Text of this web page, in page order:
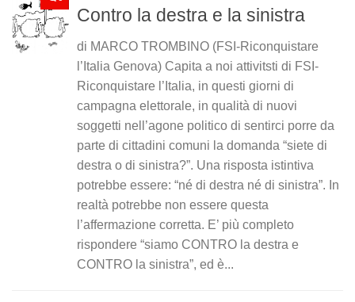
Contro la destra e la sinistra
di MARCO TROMBINO (FSI-Riconquistare
l’Italia Genova) Capita a noi attivitsti di FSI-
Riconquistare l’Italia, in questi giorni di
campagna elettorale, in qualità di nuovi
soggetti nell’agone politico di sentirci porre da
parte di cittadini comuni la domanda “siete di
destra o di sinistra?”. Una risposta istintiva
potrebbe essere: “né di destra né di sinistra”. In
realtà potrebbe non essere questa
l’affermazione corretta. E’ più completo
rispondere “siamo CONTRO la destra e
CONTRO la sinistra”, ed è...